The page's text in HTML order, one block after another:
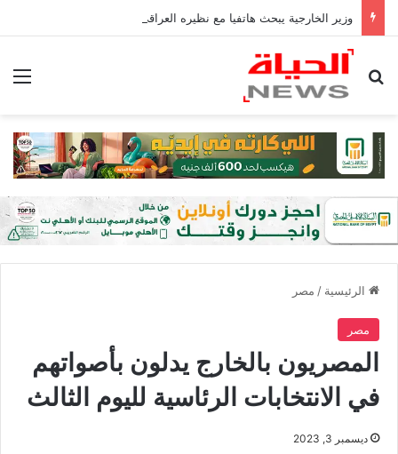
بحث عن
الرئيسية / مصر
مصر
المصريون بالخارج يدلون بأصواتهم
في الانتخابات الرئاسية لليوم الثالث
ديسمبر 3, 2023